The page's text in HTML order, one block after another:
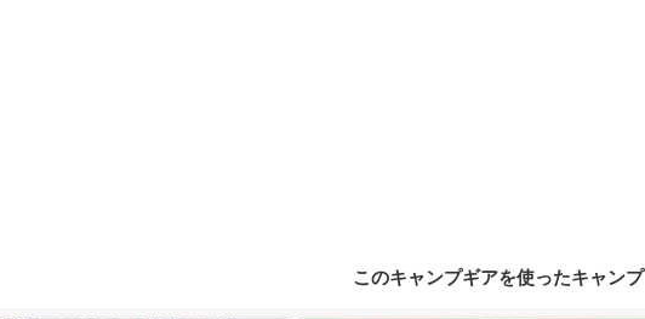
このキャンプギアを使ったキャンプ